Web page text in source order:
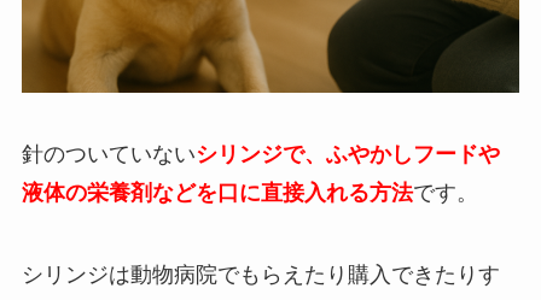
針のついていないシリンジで、ふやかしフードや
液体の栄養剤などを口に直接入れる方法です。
シリンジは動物病院でもらえたり購入できたりす